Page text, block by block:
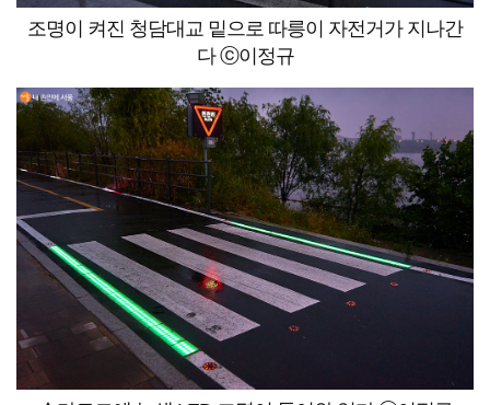
조명이 켜진 청담대교 밑으로 따릉이 자전거가 지나간
다 ⓒ이정규